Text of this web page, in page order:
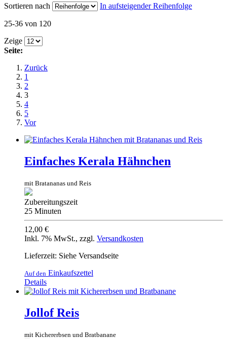
Sortieren nach In aufsteigender Reihenfolge
25-36 von 120
Zeige
Seite:
Zurück
1
2
3
4
5
Vor
Einfaches Kerala Hähnchen
mit Bratananas und Reis
Zubereitungszeit
25 Minuten
12,00 €
Inkl. 7% MwSt., zzgl. Versandkosten
Lieferzeit: Siehe Versandseite
Auf den Einkaufszettel
Details
Jollof Reis
mit Kichererbsen und Bratbanane